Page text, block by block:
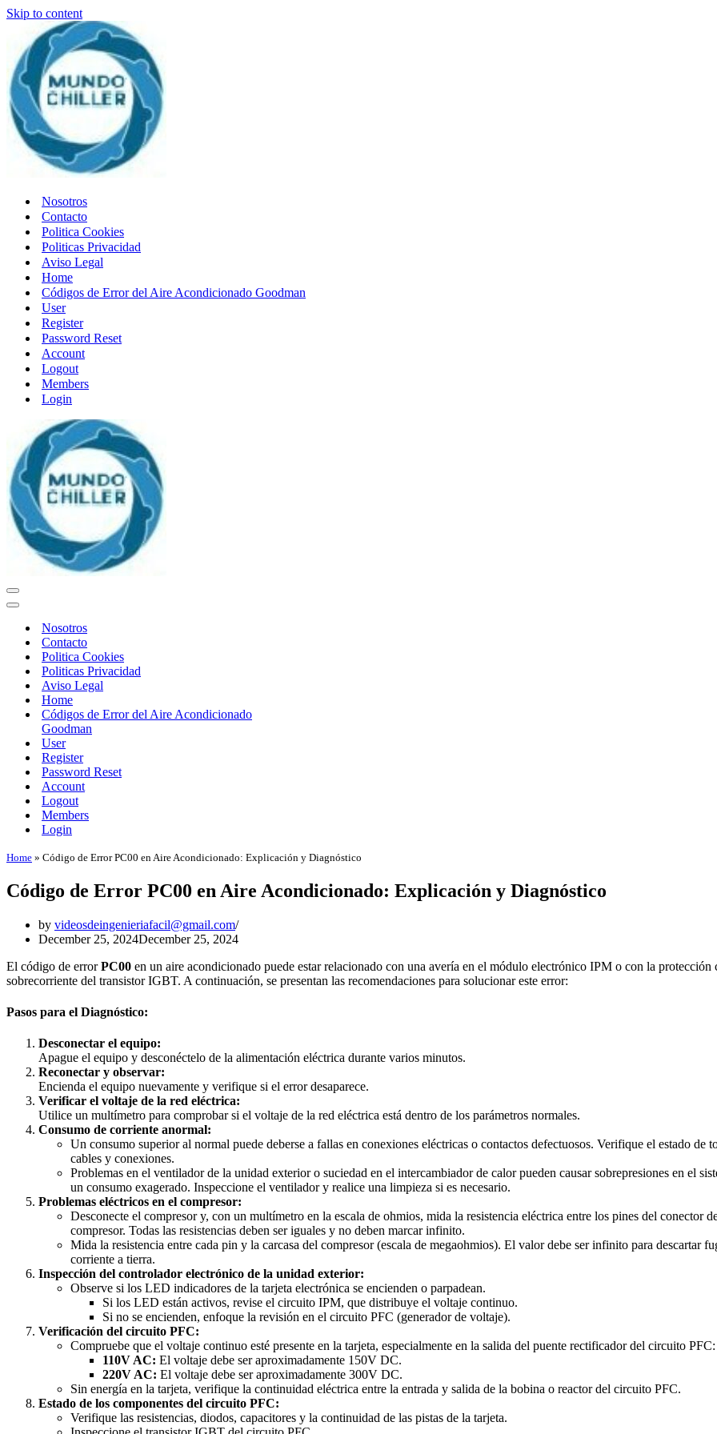
Skip to content
Nosotros
Contacto
Politica Cookies
Politicas Privacidad
Aviso Legal
Home
Códigos de Error del Aire Acondicionado Goodman
User
Register
Password Reset
Account
Logout
Members
Login
Navigation
Menu
Navigation
Nosotros
Contacto
Politica Cookies
Politicas Privacidad
Aviso Legal
Home
Códigos de Error del Aire Acondicionado
Goodman
User
Register
Password Reset
Account
Logout
Members
Login
Home » Código de Error PC00 en Aire Acondicionado: Explicación y Diagnóstico
Código de Error PC00 en Aire Acondicionado: Explicación y Diagnóstico
by videosdeingenieriafacil@gmail.com
December 25, 2024December 25, 2024
El código de errorPC00 en un aire acondicionado puede estar relacionado con una avería en el módulo electrónico IPM o con la protección
sobrecorriente del transistor IGBT. A continuación, se presentan las recomendaciones para solucionar este error:
Pasos para el Diagnóstico:
Desconectar el equipo:
Apague el equipo y desconéctelo de la alimentación eléctrica durante varios minutos.
Reconectar y observar:
Encienda el equipo nuevamente y verifique si el error desaparece.
Verificar el voltaje de la red eléctrica:
Utilice un multímetro para comprobar si el voltaje de la red eléctrica está dentro de los parámetros normales.
Consumo de corriente anormal:
Un consumo superior al normal puede deberse a fallas en conexiones eléctricas o contactos defectuosos. Verifique el estado de
cables y conexiones.
Problemas en el ventilador de la unidad exterior o suciedad en el intercambiador de calor pueden causar sobrepresiones en el
un consumo exagerado. Inspeccione el ventilador y realice una limpieza si es necesario.
Problemas eléctricos en el compresor:
Desconecte el compresor y, con un multímetro en la escala de ohmios, mida la resistencia eléctrica entre los pines del conector
compresor. Todas las resistencias deben ser iguales y no deben marcar infinito.
Mida la resistencia entre cada pin y la carcasa del compresor (escala de megaohmios). El valor debe ser infinito para descartar
corriente a tierra.
Inspección del controlador electrónico de la unidad exterior:
Observe si los LED indicadores de la tarjeta electrónica se encienden o parpadean.
Si los LED están activos, revise el circuito IPM, que distribuye el voltaje continuo.
Si no se encienden, enfoque la revisión en el circuito PFC (generador de voltaje).
Verificación del circuito PFC:
Compruebe que el voltaje continuo esté presente en la tarjeta, especialmente en la salida del puente rectificador del circuito PFC:
110V AC: El voltaje debe ser aproximadamente 150V DC.
220V AC: El voltaje debe ser aproximadamente 300V DC.
Sin energía en la tarjeta, verifique la continuidad eléctrica entre la entrada y salida de la bobina o reactor del circuito PFC.
Estado de los componentes del circuito PFC:
Verifique las resistencias, diodos, capacitores y la continuidad de las pistas de la tarjeta.